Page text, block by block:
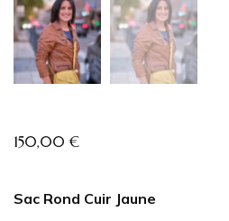
150,00€
Sac Rond Cuir Jaune